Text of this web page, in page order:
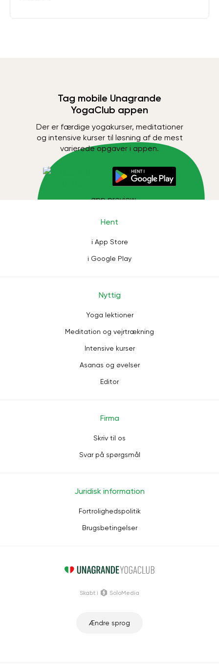
Tag mobile Unagrande
YogaClub appen
Der er færdige yogakurser, meditationer
og intensive kurser til løsning af de mest
varierede opgaver i appen.
Hent
i App Store
i Google Play
Nyttig
Yoga lektioner
Meditation og vejrtrækning
Intensive kurser
Asanas og øvelser
Editor
Firma
Skriv til os
Svar på spørgsmål
Juridisk information
Fortrolighedspolitik
Brugsbetingelser
Ændre sprog
Skabt i SoloMedia